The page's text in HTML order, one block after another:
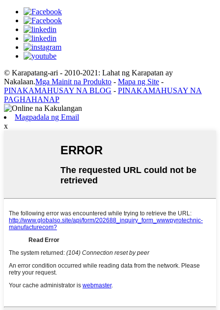
© Karapatang-ari - 2010-2021: Lahat ng Karapatan ay
Nakalaan.Mga Mainit na Produkto - Mapa ng Site -
PINAKAMAHUSAY NA BLOG - PINAKAMAHUSAY NA
PAGHAHANAP
Magpadala ng Email
x